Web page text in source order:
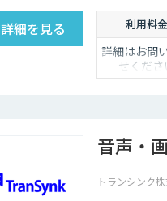
詳細を見る 利用料金
詳細はお問
せくださ
音声・
トランシンク